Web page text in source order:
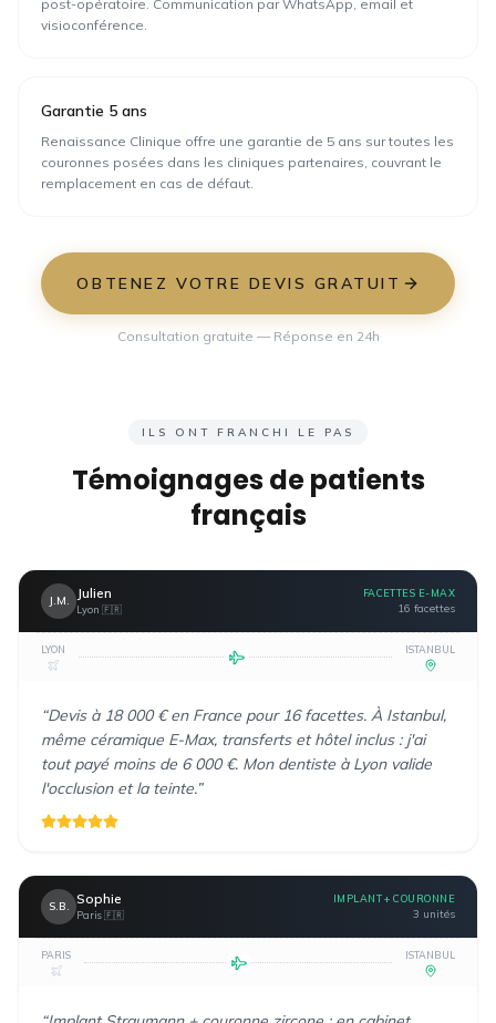
post-opératoire. Communication par WhatsApp, email et
visioconférence.
Garantie 5 ans
Renaissance Clinique offre une garantie de 5 ans sur toutes les
couronnes posées dans les cliniques partenaires, couvrant le
remplacement en cas de défaut.
OBTENEZ VOTRE DEVIS GRATUIT
Consultation gratuite — Réponse en 24h
ILS ONT FRANCHI LE PAS
Témoignages de patients
français
J.M. Julien
Lyon 🇫🇷
FACETTES E-MAX
16 facettes
LYON ISTANBUL
“Devis à 18 000 € en France pour 16 facettes. À Istanbul,
même céramique E-Max, transferts et hôtel inclus : j'ai
tout payé moins de 6 000 €. Mon dentiste à Lyon valide
l'occlusion et la teinte.”
S.B. Sophie
Paris 🇫🇷
IMPLANT + COURONNE
3 unités
PARIS ISTANBUL